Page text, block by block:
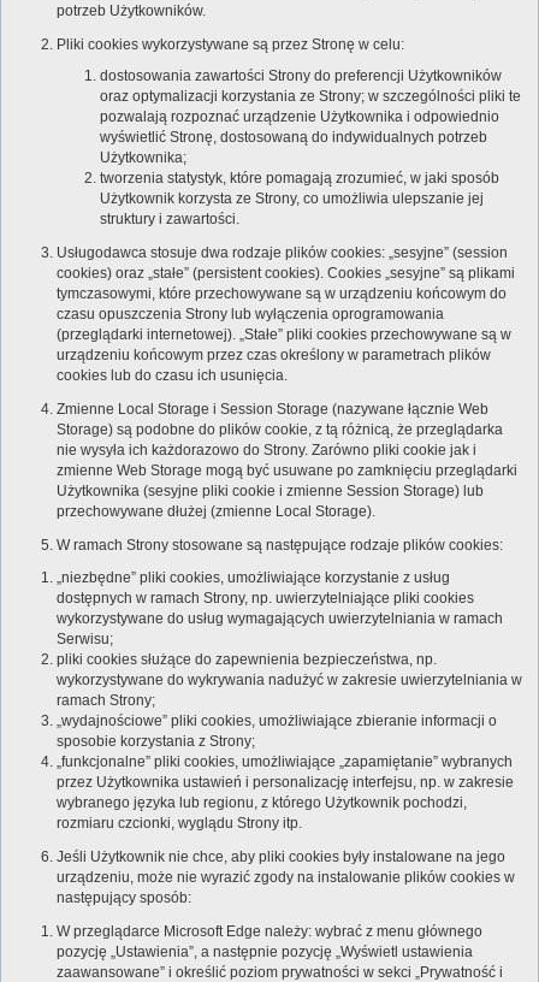
potrzeb Użytkowników.
Pliki cookies wykorzystywane są przez Stronę w celu:
dostosowania zawartości Strony do preferencji Użytkowników
oraz optymalizacji korzystania ze Strony; w szczególności pliki te
pozwalają rozpoznać urządzenie Użytkownika i odpowiednio
wyświetlić Stronę, dostosowaną do indywidualnych potrzeb
Użytkownika;
tworzenia statystyk, które pomagają zrozumieć, w jaki sposób
Użytkownik korzysta ze Strony, co umożliwia ulepszanie jej
struktury i zawartości.
Usługodawca stosuje dwa rodzaje plików cookies: „sesyjne” (session
cookies) oraz „stałe” (persistent cookies). Cookies „sesyjne” są plikami
tymczasowymi, które przechowywane są w urządzeniu końcowym do
czasu opuszczenia Strony lub wyłączenia oprogramowania
(przeglądarki internetowej). „Stałe” pliki cookies przechowywane są w
urządzeniu końcowym przez czas określony w parametrach plików
cookies lub do czasu ich usunięcia.
Zmienne Local Storage i Session Storage (nazywane łącznie Web
Storage) są podobne do plików cookie, z tą różnicą, że przeglądarka
nie wysyła ich każdorazowo do Strony. Zarówno pliki cookie jak i
zmienne Web Storage mogą być usuwane po zamknięciu przeglądarki
Użytkownika (sesyjne pliki cookie i zmienne Session Storage) lub
przechowywane dłużej (zmienne Local Storage).
W ramach Strony stosowane są następujące rodzaje plików cookies:
„niezbędne” pliki cookies, umożliwiające korzystanie z usług
dostępnych w ramach Strony, np. uwierzytelniające pliki cookies
wykorzystywane do usług wymagających uwierzytelniania w ramach
Serwisu;
pliki cookies służące do zapewnienia bezpieczeństwa, np.
wykorzystywane do wykrywania nadużyć w zakresie uwierzytelniania w
ramach Strony;
„wydajnościowe” pliki cookies, umożliwiające zbieranie informacji o
sposobie korzystania z Strony;
„funkcjonalne” pliki cookies, umożliwiające „zapamiętanie” wybranych
przez Użytkownika ustawień i personalizację interfejsu, np. w zakresie
wybranego języka lub regionu, z którego Użytkownik pochodzi,
rozmiaru czcionki, wyglądu Strony itp.
Jeśli Użytkownik nie chce, aby pliki cookies były instalowane na jego
urządzeniu, może nie wyrazić zgody na instalowanie plików cookies w
następujący sposób:
W przeglądarce Microsoft Edge należy: wybrać z menu głównego
pozycję „Ustawienia”, a następnie pozycję „Wyświetl ustawienia
zaawansowane” i określić poziom prywatności w sekci „Prywatność i